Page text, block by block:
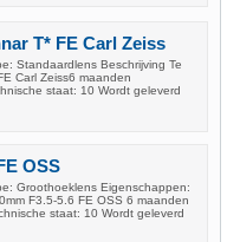
T* FE Carl Zeiss
Standaardlens Beschrijving Te
Carl Zeiss6 maanden
staat: 10 Wordt geleverd
OSS
Groothoeklens Eigenschappen:
F3.5-5.6 FE OSS 6 maanden
staat: 10 Wordt geleverd